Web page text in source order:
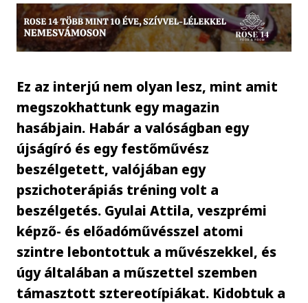
Ez az interjú nem olyan lesz, mint amit
megszokhattunk egy magazin
hasábjain. Habár a valóságban egy
újságíró és egy festőművész
beszélgetett, valójában egy
pszichoterápiás tréning volt a
beszélgetés. Gyulai Attila, veszprémi
képző- és előadóművésszel atomi
szintre lebontottuk a művészekkel, és
úgy általában a műszettel szemben
támasztott sztereotípiákat. Kidobtuk a